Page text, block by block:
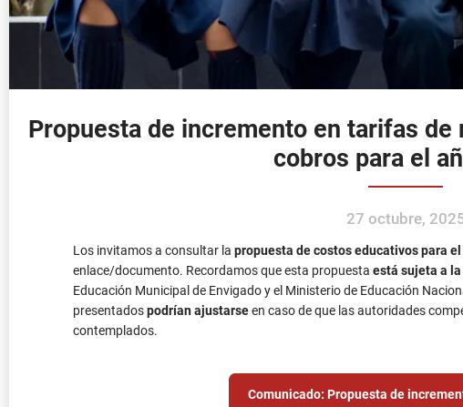
Propuesta de incremento en tarifas
cobros para el
27 octubre,
Los invitamos a consultar la propuesta de costos educativos para
enlace/documento. Recordamos que esta propuesta está sujeta a
Educación Municipal de Envigado y el Ministerio de Educación
presentadospodrían ajustarseen caso de que las autoridades
contemplados.
Comunicado: Propuesta de